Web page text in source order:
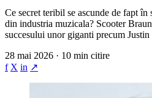
Ce secret teribil se ascunde de fapt în
din industria muzicala? Scooter
succesului unor giganti precum
28 mai 2026 · 10 min citire
f X in ↗